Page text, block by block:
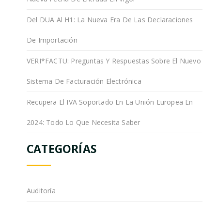
Del DUA Al H1: La Nueva Era De Las Declaraciones
De Importación
VERI*FACTU: Preguntas Y Respuestas Sobre El Nuevo
Sistema De Facturación Electrónica
Recupera El IVA Soportado En La Unión Europea En
2024: Todo Lo Que Necesita Saber
CATEGORÍAS
Auditoría